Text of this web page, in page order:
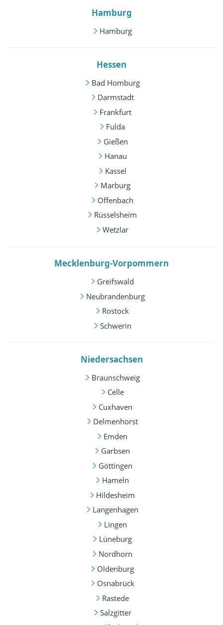
Hamburg
Hamburg
Hessen
Bad Homburg
Darmstadt
Frankfurt
Fulda
Gießen
Hanau
Kassel
Marburg
Offenbach
Rüsselsheim
Wetzlar
Mecklenburg-Vorpommern
Greifswald
Neubrandenburg
Rostock
Schwerin
Niedersachsen
Braunschweig
Celle
Cuxhaven
Delmenhorst
Emden
Garbsen
Göttingen
Hameln
Hildesheim
Langenhagen
Lingen
Lüneburg
Nordhorn
Oldenburg
Osnabrück
Rastede
Salzgitter